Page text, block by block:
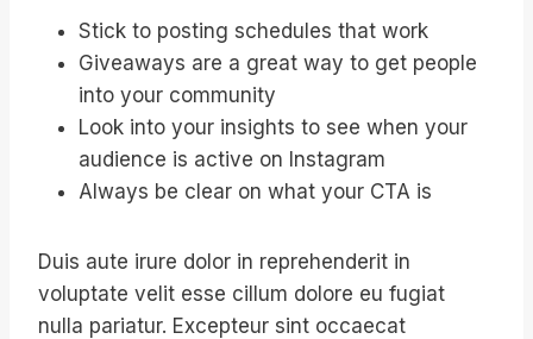
Stick to posting schedules that work
Giveaways are a great way to get people
into your community
Look into your insights to see when your
audience is active on Instagram
Always be clear on what your CTA is
Duis aute irure dolor in reprehenderit in
voluptate velit esse cillum dolore eu fugiat
nulla pariatur. Excepteur sint occaecat